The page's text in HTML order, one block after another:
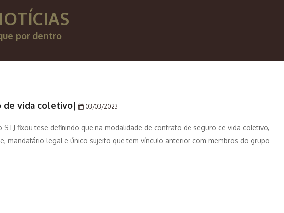
por dentro
de vida coletivo| 03/03/2023
STJ fixou tese definindo que na modalidade de contrato de seguro de vida coletivo,
mandatário legal e único sujeito que tem vínculo anterior com membros do grupo